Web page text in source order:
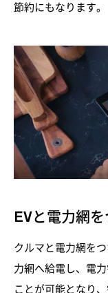
節約にもなります。
EVと電力網を
クルマと電力網を
力網へ給電し、電
ことが可能となり